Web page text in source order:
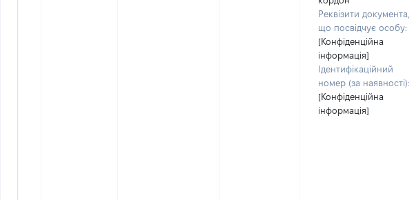
Реквізити документа,
що посвідчує особу:
[Конфіденційна
інформація]
Ідентифікаційний
номер (за наявності):
[Конфіденційна
інформація]